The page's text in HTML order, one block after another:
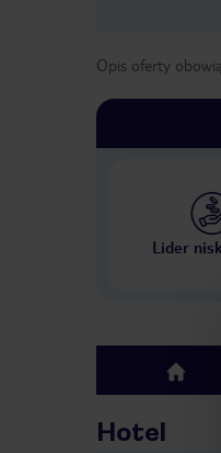
Opis oferty
Lider
top
Hotel